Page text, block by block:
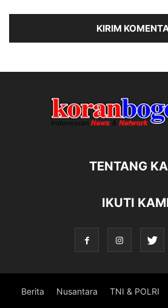
TENTANG
IKUTI
Berita Nusantara TNI & POLRI